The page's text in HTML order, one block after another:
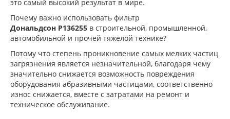
это самый высокий результат в мире.
Почему важно использовать фильтр
Дональдсон P136255 в строительной, промышленной,
автомобильной и прочей тяжелой технике?
Потому что степень проникновение самых мелких частиц
загрязнения является незначительной, благодаря чему
значительно снижается возможность повреждения
оборудования абразивными частицами, соответственно
износ снижается, вместе с затратами на ремонт и
техническое обслуживание.